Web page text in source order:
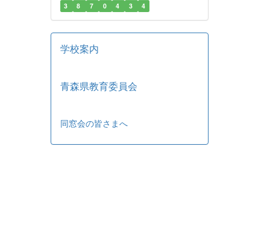
3 8 7 0 4 3 4
学校案内
青森県教育委員会
同窓会の皆さまへ